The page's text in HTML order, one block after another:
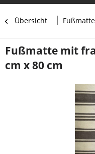
Übersicht
Fußmatte mit
cm x 80 cm